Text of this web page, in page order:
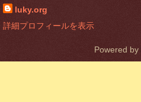
luky.org
詳細プロフィールを表示
Powered by